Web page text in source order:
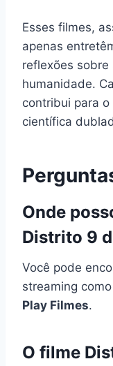
Esses filmes,
apenas
reflexões
humanidade.
contribui para
científica
Onde
Distrito 9
Você pode
streaming como
Play Filmes.
O filme